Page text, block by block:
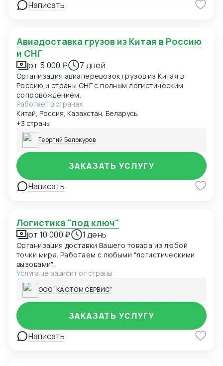
Написать
Авиадоставка грузов из Китая в Россию
и СНГ
от 5 000 ₽ 7 дней
Организация авиаперевозок грузов из Китая в
Россию и страны СНГ с полным логистическим
сопровождением.
Работает в странах
Китай, Россия, Казахстан, Беларусь
+3 страны
Георгий Белокуров
Написать
ЗАКАЗАТЬ УСЛУГУ
Логистика "под ключ"
от 10 000 ₽ 1 день
Организация доставки Вашего товара из любой
точки мира. Работаем с любыми "логистическими
вызовами".
Услуга не зависит от страны
ООО "КАСТОМ СЕРВИС"
Написать
ЗАКАЗАТЬ УСЛУГУ